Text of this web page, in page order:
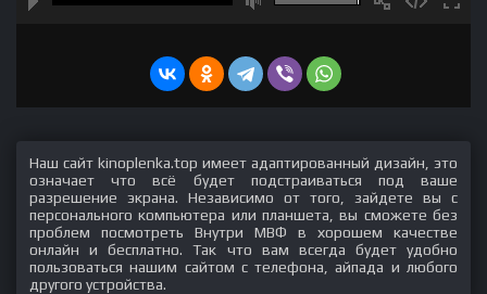
Наш сайт kinoplenka.top имеет адаптированный дизайн, это
означает что всё будет подстраиваться под ваше
разрешение экрана. Независимо от того, зайдете вы с
персонального компьютера или планшета, вы сможете без
проблем посмотреть Внутри МВФ в хорошем качестве
онлайн и бесплатно. Так что вам всегда будет удобно
пользоваться нашим сайтом с телефона, айпада и любого
другого устройства.